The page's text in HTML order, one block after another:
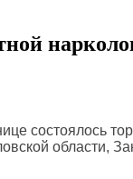
Платные
Контакты
состоялось
области,